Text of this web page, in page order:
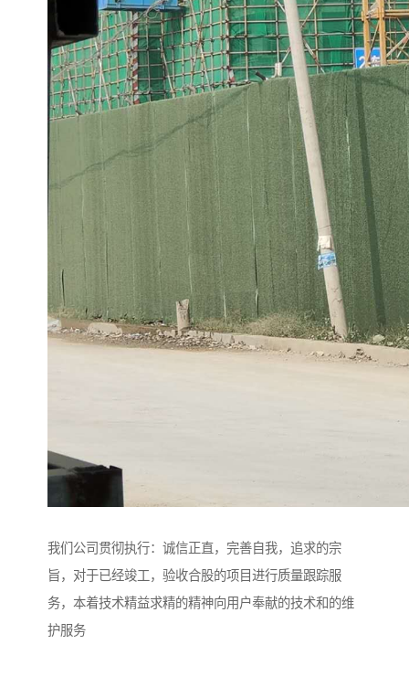
我们公司贯彻执行：诚信正直，完善自我，追求的宗
旨，对于已经竣工，验收合股的项目进行质量跟踪服
务，本着技术精益求精的精神向用户奉献的技术和的维
护服务